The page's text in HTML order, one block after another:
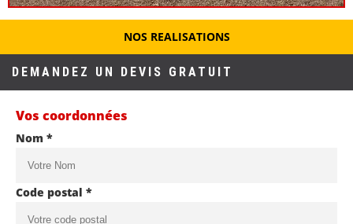
NOS REALISATIONS
DEMANDEZ UN DEVIS GRATUIT
Vos coordonnées
Nom *
Code postal *